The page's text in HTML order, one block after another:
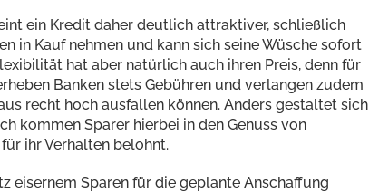
ein Kredit daher deutlich attraktiver, schließlich
in Kauf nehmen und kann sich seine Wüsche sofort
hat aber natürlich auch ihren Preis, denn für
Banken stets Gebühren und verlangen zudem
recht hoch ausfallen können. Anders gestaltet sich
kommen Sparer hierbei in den Genuss von
ihr Verhalten belohnt.
eisernem Sparen für die geplante Anschaffung